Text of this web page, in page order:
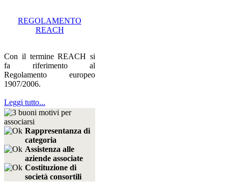
REGOLAMENTO
REACH
Con il termine REACH si
fa riferimento al
Regolamento europeo
1907/2006.
Leggi tutto...
Rappresentanza di
categoria
Assistenza alle
aziende associate
Costituzione di
società consortili